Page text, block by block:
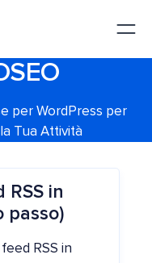
per WordPress per
Tua Attività
in
passo)
RSS in